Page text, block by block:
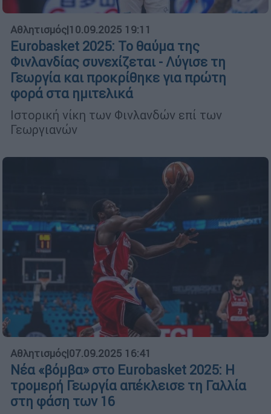
Αθλητισμός|10.09.2025 19:11
Eurobasket 2025: Το θαύμα της
Φινλανδίας συνεχίζεται - Λύγισε τη
Γεωργία και προκρίθηκε για πρώτη
φορά στα ημιτελικά
Ιστορική νίκη των Φινλανδών επί των
Γεωργιανών
Αθλητισμός|07.09.2025 16:41
Νέα «βόμβα» στο Eurobasket 2025: Η
τρομερή Γεωργία απέκλεισε τη Γαλλία
στη φάση των 16